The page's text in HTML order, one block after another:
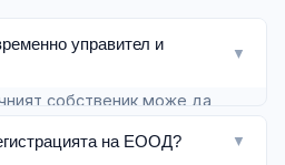
управител и
▼
собственик може да
на ЕООД? ▼